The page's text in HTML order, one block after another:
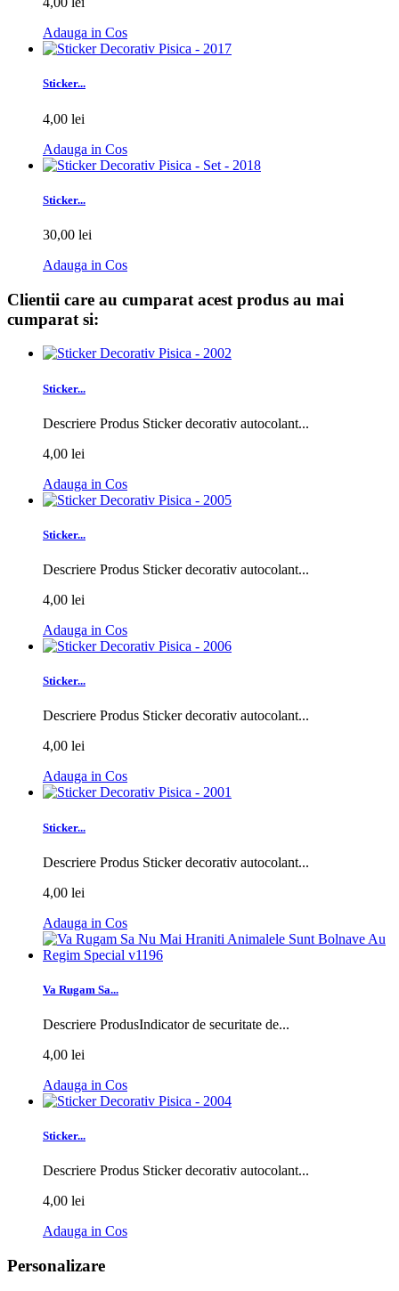
Adauga in Cos
Sticker...
4,00 lei
Adauga in Cos
Sticker...
30,00 lei
Adauga in Cos
Clientii care au cumparat acest produs au mai
cumparat si:
Sticker...
Descriere Produs Sticker decorativ autocolant...
4,00 lei
Adauga in Cos
Sticker...
Descriere Produs Sticker decorativ autocolant...
4,00 lei
Adauga in Cos
Sticker...
Descriere Produs Sticker decorativ autocolant...
4,00 lei
Adauga in Cos
Sticker...
Descriere Produs Sticker decorativ autocolant...
4,00 lei
Adauga in Cos
Va Rugam Sa...
Descriere ProdusIndicator de securitate de...
4,00 lei
Adauga in Cos
Sticker...
Descriere Produs Sticker decorativ autocolant...
4,00 lei
Adauga in Cos
Personalizare